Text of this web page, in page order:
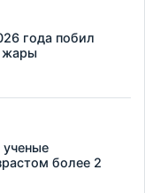
года побил
жары
ученые
более 2